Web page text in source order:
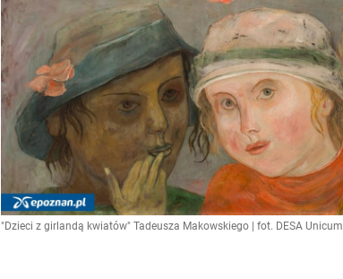
"Dzieci z girlandą kwiatów" Tadeusza Makowskiego | fot. DESA Unicum